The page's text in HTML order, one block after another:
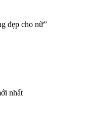
đẹp cho nữ”
nhất